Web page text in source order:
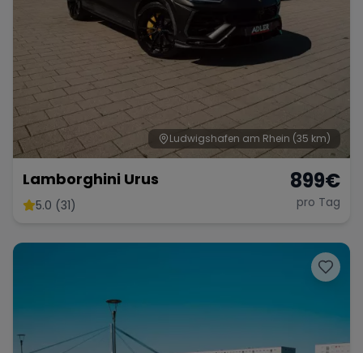
Ludwigshafen am Rhein (35 km)
Lamborghini Urus
5.0 (31)
899€
pro Tag